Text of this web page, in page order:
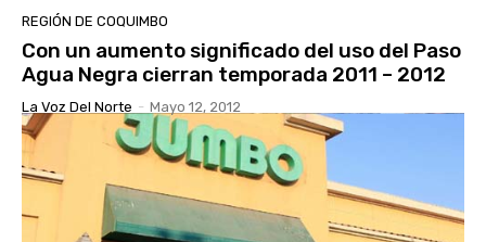
REGIÓN DE COQUIMBO
Con un aumento significado del uso del Paso
Agua Negra cierran temporada 2011 – 2012
La Voz Del Norte - Mayo 12, 2012